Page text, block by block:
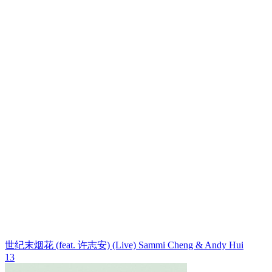
世纪末烟花 (feat. 许志安) (Live) Sammi Cheng & Andy Hui
13